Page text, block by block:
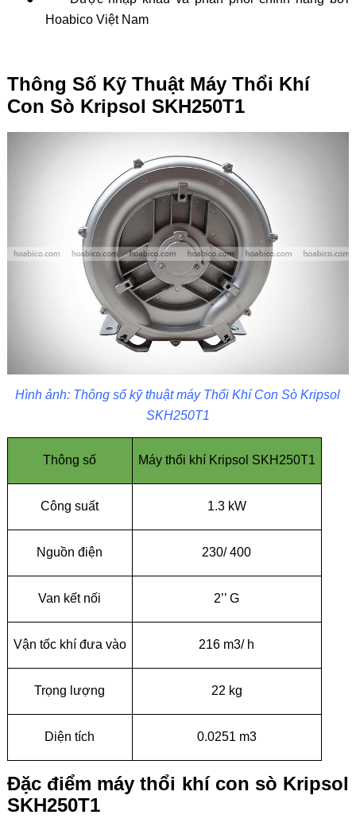
Hoabico Việt Nam
Thông Số Kỹ Thuật Máy Thổi Khí
Con Sò Kripsol SKH250T1
Hình ảnh: Thông số kỹ thuật máy Thổi Khí Con Sò Kripsol
SKH250T1
Thông số Máy thổi khí Kripsol SKH250T1
Công suất 1.3 kW
Nguồn điện 230/ 400
Van kết nối 2’’ G
Vận tốc khí đưa vào 216 m3/ h
Trọng lượng 22 kg
Diện tích 0.0251 m3
Đặc điểm máy thổi khí con sò Kripsol
SKH250T1